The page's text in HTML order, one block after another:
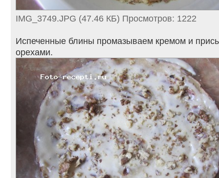
IMG_3749.JPG (47.46 КБ) Просмотров: 1222
Испеченные блины промазываем кремом и
орехами.